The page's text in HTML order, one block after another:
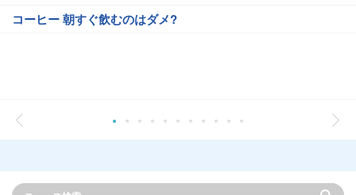
コーヒー 朝すぐ飲むのはダメ?